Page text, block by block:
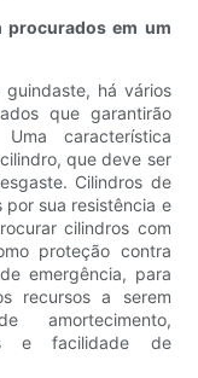
procurados em um
há vários
que garantirão
característica
que deve ser
Cilindros de
por sua resistência e
cilindros com
proteção contra
emergência, para
recursos a serem
amortecimento,
​​e facilidade de